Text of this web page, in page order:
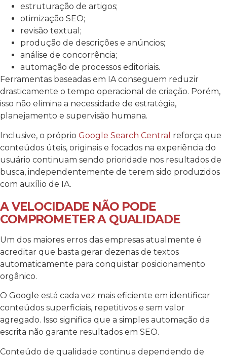
estruturação de artigos;
otimização SEO;
revisão textual;
produção de descrições e anúncios;
análise de concorrência;
automação de processos editoriais.
Ferramentas baseadas em IA conseguem reduzir
drasticamente o tempo operacional de criação. Porém,
isso não elimina a necessidade de estratégia,
planejamento e supervisão humana.
Inclusive, o próprio Google Search Central reforça que
conteúdos úteis, originais e focados na experiência do
usuário continuam sendo prioridade nos resultados de
busca, independentemente de terem sido produzidos
com auxílio de IA.
A VELOCIDADE NÃO PODE
COMPROMETER A QUALIDADE
Um dos maiores erros das empresas atualmente é
acreditar que basta gerar dezenas de textos
automaticamente para conquistar posicionamento
orgânico.
O Google está cada vez mais eficiente em identificar
conteúdos superficiais, repetitivos e sem valor
agregado. Isso significa que a simples automação da
escrita não garante resultados em SEO.
Conteúdo de qualidade continua dependendo de